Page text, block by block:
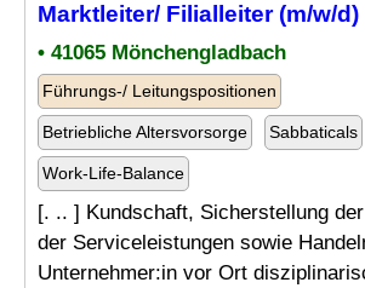
Marktleiter/ Filialleiter (m/w/d)
• 41065 Mönchengladbach
Führungs-/ Leitungspositionen
Betriebliche Altersvorsorge Sabbaticals
Work-Life-Balance
[. .. ] Kundschaft, Sicherstellung
der Serviceleistungen sowie
Unternehmer:in vor Ort